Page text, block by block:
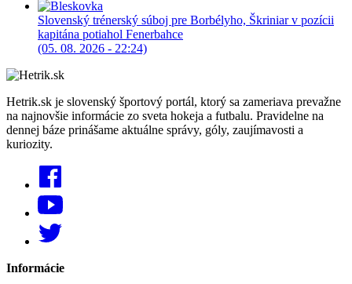
Slovenský trénerský súboj pre Borbélyho, Škriniar v pozícii
kapitána potiahol Fenerbahce
(05. 08. 2026 - 22:24)
Hetrik.sk je slovenský športový portál, ktorý sa zameriava prevažne
na najnovšie informácie zo sveta hokeja a futbalu. Pravidelne na
dennej báze prinášame aktuálne správy, góly, zaujímavosti a
kuriozity.
Informácie